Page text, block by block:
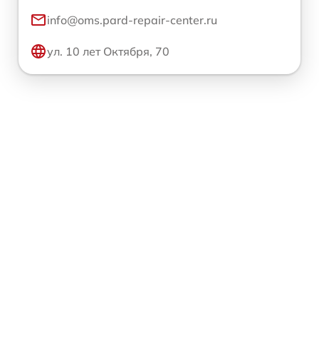
info@oms.pard-repair-center.ru
ул. 10 лет Октября, 70